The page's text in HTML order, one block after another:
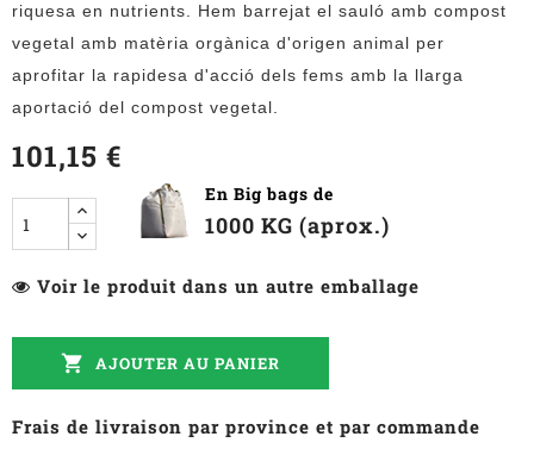
riquesa en nutrients. Hem barrejat el sauló amb compost
vegetal amb matèria orgànica d'origen animal per
aprofitar la rapidesa d'acció dels fems amb la llarga
aportació del compost vegetal.
101,15 €
En Big bags de
1000 KG (aprox.)
Voir le produit dans un autre emballage
 AJOUTER AU PANIER
Frais de livraison par province et par commande